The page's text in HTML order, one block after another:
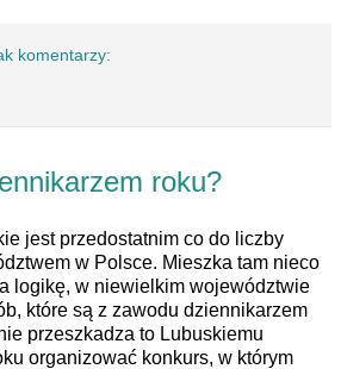
komentarzy:
roku?
jest przedostatnim co do liczby
w Polsce. Mieszka tam nieco
logikę, w niewielkim województwie
które są z zawodu dziennikarzem
przeszkadza to Lubuskiemu
organizować konkurs, w którym